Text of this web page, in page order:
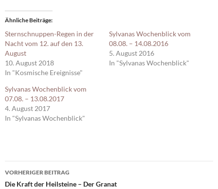
Ähnliche Beiträge
Sternschnuppen-Regen in der
Nacht vom 12. auf den 13.
August
10. August 2018
In "Kosmische Ereignisse"
Sylvanas Wochenblick vom
08.08. – 14.08.2016
5. August 2016
In "Sylvanas Wochenblick"
Sylvanas Wochenblick vom
07.08. – 13.08.2017
4. August 2017
In "Sylvanas Wochenblick"
Beitragsnavigation
VORHERIGER BEITRAG
Die Kraft der Heilsteine – Der Granat